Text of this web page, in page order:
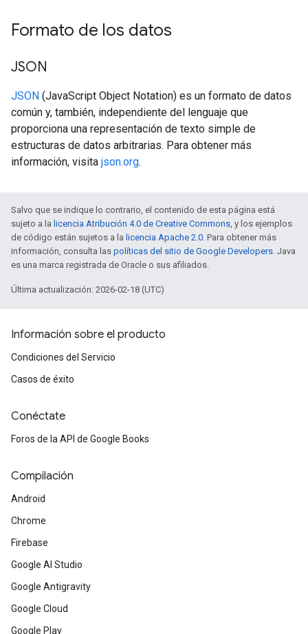
Formato de los datos
JSON
JSON (JavaScript Object Notation) es un formato de datos
común y, también, independiente del lenguaje que
proporciona una representación de texto simple de
estructuras de datos arbitrarias. Para obtener más
información, visita json.org.
Salvo que se indique lo contrario, el contenido de esta página está
sujeto a la licencia Atribución 4.0 de Creative Commons, y los ejemplos
de código están sujetos a la licencia Apache 2.0. Para obtener más
información, consulta las políticas del sitio de Google Developers. Java
es una marca registrada de Oracle o sus afiliados.
Última actualización: 2026-02-18 (UTC)
Información sobre el producto
Condiciones del Servicio
Casos de éxito
Conéctate
Foros de la API de Google Books
Compilación
Android
Chrome
Firebase
Google AI Studio
Google Antigravity
Google Cloud
Google Play